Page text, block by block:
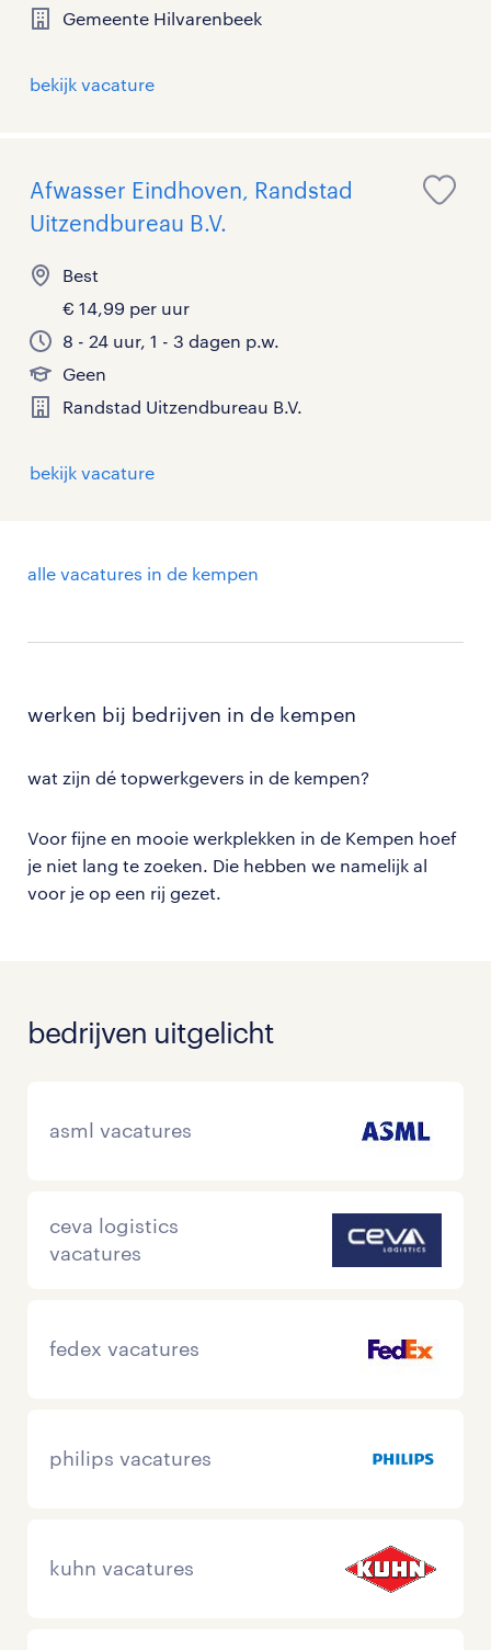
Gemeente Hilvarenbeek
bekijk vacature
Afwasser Eindhoven, Randstad
Uitzendbureau B.V.
Best
€ 14,99 per uur
8 - 24 uur, 1 - 3 dagen p.w.
Geen
Randstad Uitzendbureau B.V.
bekijk vacature
alle vacatures in de kempen
werken bij bedrijven in de kempen
wat zijn dé topwerkgevers in de kempen?
Voor fijne en mooie werkplekken in de Kempen hoef
je niet lang te zoeken. Die hebben we namelijk al
voor je op een rij gezet.
bedrijven uitgelicht
asml vacatures
ceva logistics
vacatures
fedex vacatures
philips vacatures
kuhn vacatures